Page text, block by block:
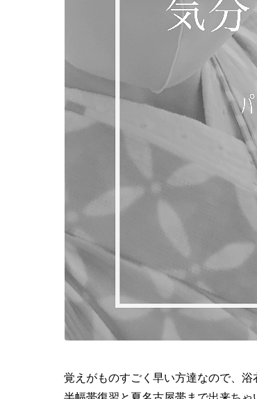
覚えがものすごく早い方達なので、浴